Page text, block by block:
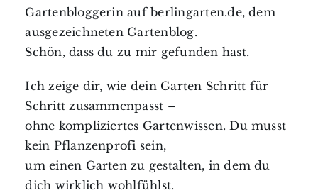
Gartenbloggerin auf berlingarten.de, dem
ausgezeichneten Gartenblog.
Schön, dass du zu mir gefunden hast.
Ich zeige dir, wie dein Garten Schritt für
Schritt zusammenpasst –
ohne kompliziertes Gartenwissen. Du musst
kein Pflanzenprofi sein,
um einen Garten zu gestalten, in dem du
dich wirklich wohlfühlst.